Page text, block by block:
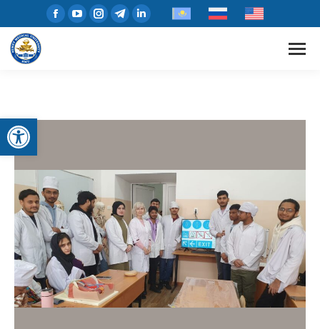
Открыть панель инструментов